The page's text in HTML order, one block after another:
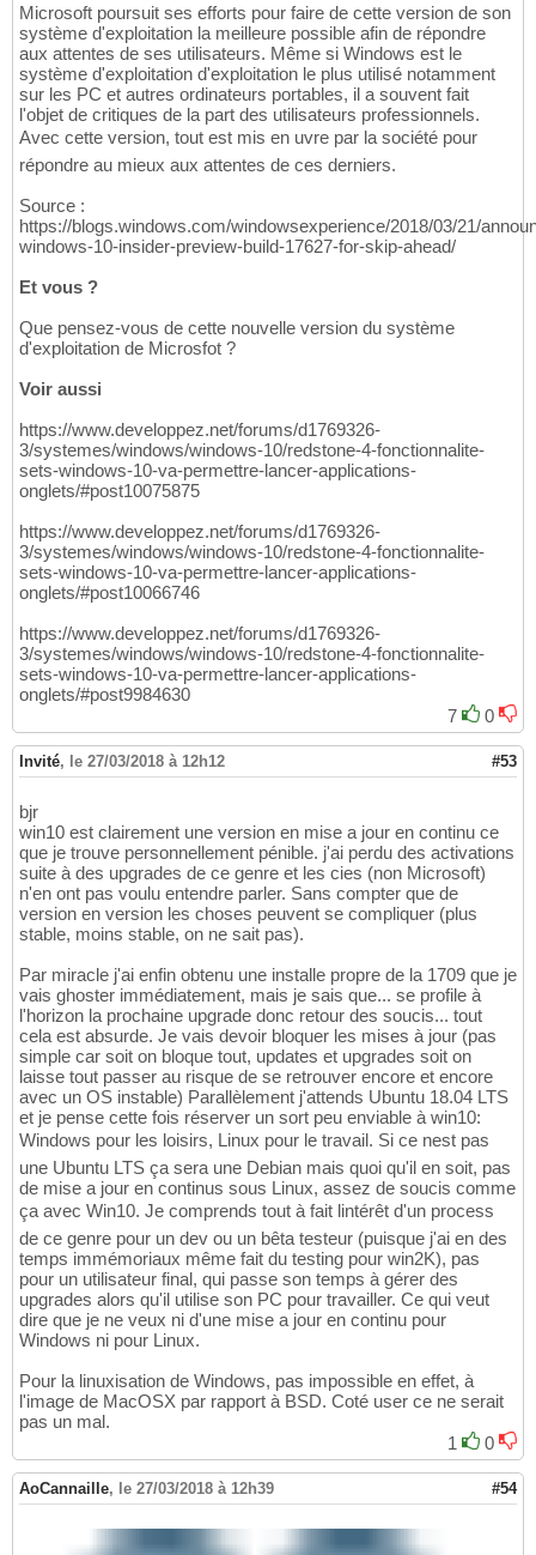
Microsoft poursuit ses efforts pour faire de cette version de son
système d'exploitation la meilleure possible afin de répondre
aux attentes de ses utilisateurs. Même si Windows est le
système d'exploitation d'exploitation le plus utilisé notamment
sur les PC et autres ordinateurs portables, il a souvent fait
l'objet de critiques de la part des utilisateurs professionnels.
Avec cette version, tout est mis en uvre par la société pour
répondre au mieux aux attentes de ces derniers.
Source :
https://blogs.windows.com/windowsexperience/2018/03/21/
windows-10-insider-preview-build-17627-for-skip-ahead/
Et vous ?
Que pensez-vous de cette nouvelle version du système
d'exploitation de Microsfot ?
Voir aussi
https://www.developpez.net/forums/d1769326-
3/systemes/windows/windows-10/redstone-4-fonctionnalite-
sets-windows-10-va-permettre-lancer-applications-
onglets/#post10075875
https://www.developpez.net/forums/d1769326-
3/systemes/windows/windows-10/redstone-4-fonctionnalite-
sets-windows-10-va-permettre-lancer-applications-
onglets/#post10066746
https://www.developpez.net/forums/d1769326-
3/systemes/windows/windows-10/redstone-4-fonctionnalite-
sets-windows-10-va-permettre-lancer-applications-
onglets/#post9984630
7
0
Invité, le 27/03/2018 à 12h12 #53
bjr
win10 est clairement une version en mise a jour en continu ce
que je trouve personnellement pénible. j'ai perdu des activations
suite à des upgrades de ce genre et les cies (non Microsoft)
n'en ont pas voulu entendre parler. Sans compter que de
version en version les choses peuvent se compliquer (plus
stable, moins stable, on ne sait pas).
Par miracle j'ai enfin obtenu une installe propre de la 1709 que je
vais ghoster immédiatement, mais je sais que... se profile à
l'horizon la prochaine upgrade donc retour des soucis... tout
cela est absurde. Je vais devoir bloquer les mises à jour (pas
simple car soit on bloque tout, updates et upgrades soit on
laisse tout passer au risque de se retrouver encore et encore
avec un OS instable) Parallèlement j'attends Ubuntu 18.04 LTS
et je pense cette fois réserver un sort peu enviable à win10:
Windows pour les loisirs, Linux pour le travail. Si ce nest pas
une Ubuntu LTS ça sera une Debian mais quoi qu'il en soit, pas
de mise a jour en continus sous Linux, assez de soucis comme
ça avec Win10. Je comprends tout à fait lintérêt d'un process
de ce genre pour un dev ou un bêta testeur (puisque j'ai en des
temps immémoriaux même fait du testing pour win2K), pas
pour un utilisateur final, qui passe son temps à gérer des
upgrades alors qu'il utilise son PC pour travailler. Ce qui veut
dire que je ne veux ni d'une mise a jour en continu pour
Windows ni pour Linux.
Pour la linuxisation de Windows, pas impossible en effet, à
l'image de MacOSX par rapport à BSD. Coté user ce ne serait
pas un mal.
1
0
AoCannaille, le 27/03/2018 à 12h39 #54